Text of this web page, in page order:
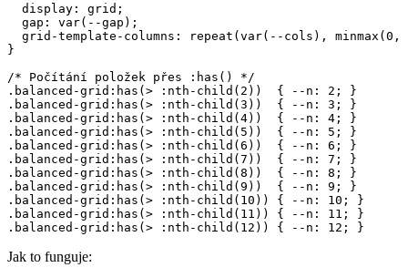
  display: grid;
  gap: var(--gap);
grid-template-columns: repeat(var(--cols), minmax(0,
}
/* Počítání položek přes :has() */
.balanced-grid:has(> :nth-child(2))  { --n: 2; }
.balanced-grid:has(> :nth-child(3))  { --n: 3; }
.balanced-grid:has(> :nth-child(4))  { --n: 4; }
.balanced-grid:has(> :nth-child(5))  { --n: 5; }
.balanced-grid:has(> :nth-child(6))  { --n: 6; }
.balanced-grid:has(> :nth-child(7))  { --n: 7; }
.balanced-grid:has(> :nth-child(8))  { --n: 8; }
.balanced-grid:has(> :nth-child(9))  { --n: 9; }
.balanced-grid:has(> :nth-child(10)) { --n: 10; }
.balanced-grid:has(> :nth-child(11)) { --n: 11; }
.balanced-grid:has(> :nth-child(12)) { --n: 12; }
Jak to funguje: